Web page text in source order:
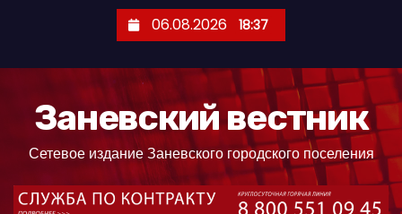
06.08.2026 18:37
Заневский вестник
Сетевое издание Заневского городского поселения